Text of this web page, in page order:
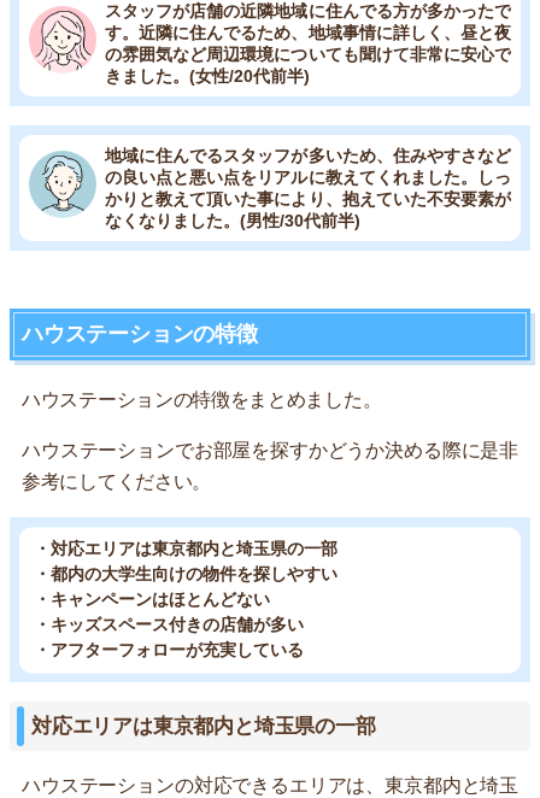
スタッフが店舗の近隣地域に住んでる方が多かったで
す。近隣に住んでるため、地域事情に詳しく、昼と夜
の雰囲気など周辺環境についても聞けて非常に安心で
きました。(女性/20代前半)
地域に住んでるスタッフが多いため、住みやすさなど
の良い点と悪い点をリアルに教えてくれました。しっ
かりと教えて頂いた事により、抱えていた不安要素が
なくなりました。(男性/30代前半)
ハウステーションの特徴
ハウステーションの特徴をまとめました。
ハウステーションでお部屋を探すかどうか決める際に是非
参考にしてください。
・対応エリアは東京都内と埼玉県の一部
・都内の大学生向けの物件を探しやすい
・キャンペーンはほとんどない
・キッズスペース付きの店舗が多い
・アフターフォローが充実している
対応エリアは東京都内と埼玉県の一部
ハウステーションの対応できるエリアは、東京都内と埼玉